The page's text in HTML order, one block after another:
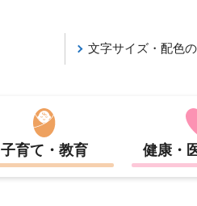
文字サイズ・配色
子育て・教育 健康・